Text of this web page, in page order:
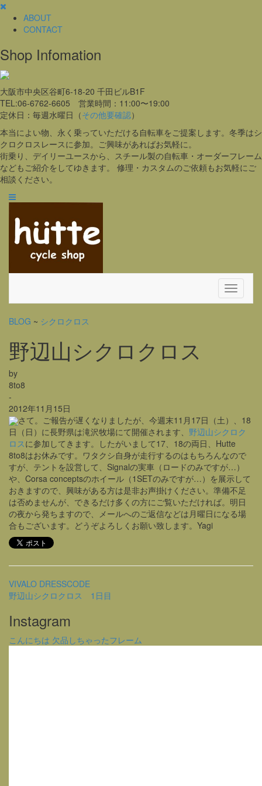
ABOUT
CONTACT
Shop Infomation
大阪市中央区谷町6-18-20 千田ビルB1F
TEL:06-6762-6605 営業時間：11:00〜19:00
定休日：毎週水曜日（その他要確認）
本当によい物、永く乗っていただける自転車をご提案します。冬季はシ
クロクロスレースに参加。ご興味があればお気軽に。
街乗り、デイリーユースから、スチール製の自転車・オーダーフレーム
などもご紹介をしてゆきます。 修理・カスタムのご依頼もお気軽にご
相談ください。
Toggle
BLOG ~ シクロクロス
野辺山シクロクロス
by
8to8
-
2012年11月15日
さて。ご報告が遅くなりましたが、今週末11月17日（土）、18
日（日）に長野県は滝沢牧場にて開催されます、 野辺山シクロク
ロスに参加してきます。したがいまして17、18の両日、Hutte
8to8はお休みです。ワタクシ自身が走行するのはもちろんなので
すが、テントを設営して、Signalの実車（ロードのみですが…）
や、Corsa conceptsのホイール（1SETのみですが…）を展示して
おきますので、興味がある方は是非お声掛けください。準備不足
は否めませんが、できるだけ多くの方にご覧いただければ。明日
の夜から発ちますので、メールへのご返信などは月曜日になる場
合もございます。どうぞよろしくお願い致します。Yagi
VIVALO DRESSCODE
野辺山シクロクロス 1日目
Instagram
こんにちは 欠品しちゃったフレーム